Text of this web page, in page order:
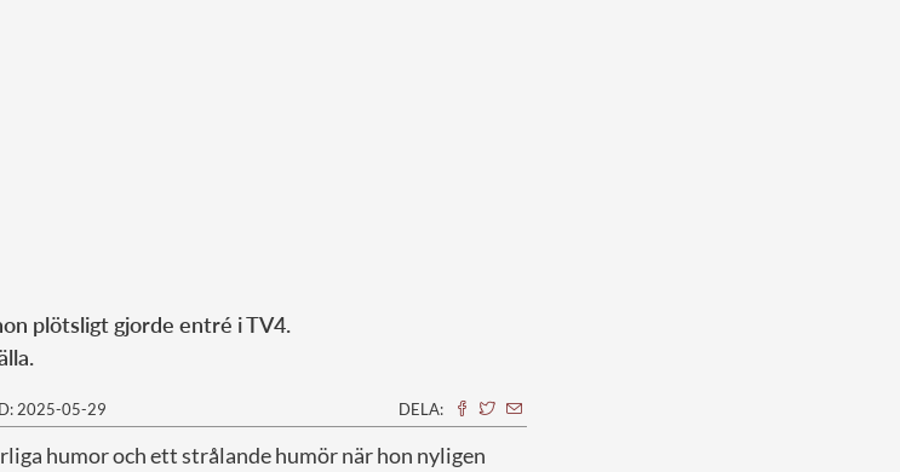
plötsligt gjorde entré i TV4.
2025-05-29 DELA:
humor och ett strålande humör när hon nyligen